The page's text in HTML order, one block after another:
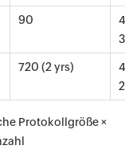
90
720 (2 yrs)
Protokollgröße ×